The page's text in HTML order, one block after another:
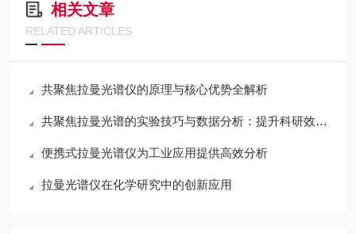
相关文章
RELATED ARTICLES
共聚焦拉曼光谱仪的原理与核心优势全解析
共聚焦拉曼光谱的实验技巧与数据分析：提升科研效率的关键方法
便携式拉曼光谱仪为工业应用提供高效分析
拉曼光谱仪在化学研究中的创新应用